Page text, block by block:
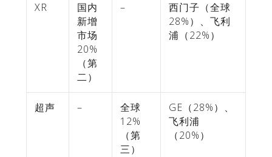
XR
国内
新增
市场
20%
（第
二）
–
西门子（全球
28%）、飞利
浦（22%）
超声 –
全球
12%
（第
三）
GE（28%）、
飞利浦
（20%）